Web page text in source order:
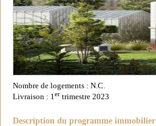
Nombre de logements : N.C.
Livraison : 1er trimestre 2023
Description du programme immobilier